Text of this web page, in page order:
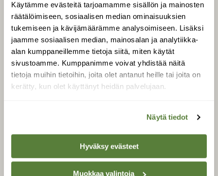
Käytämme evästeitä tarjoamamme sisällön ja mainosten
räätälöimiseen, sosiaalisen median ominaisuuksien
tukemiseen ja kävijämäärämme analysoimiseen. Lisäksi
jaamme sosiaalisen median, mainosalan ja analytiikka-
alan kumppaneillemme tietoja siitä, miten käytät
sivustoamme. Kumppanimme voivat yhdistää näitä
tietoja muihin tietoihin, joita olet antanut heille tai joita on
kerätty, kun olet käyttänyt heidän palvelujaan.
Näytä tiedot
Hyväksy evästeet
Muokkaa valintoja
Äänestä parasta juttua
Tilaa uutiskirje
SUOMEN LUONNON­
SUOJELU­LIITTO
Suomen Luonto -lehden
luonnonsuojelu­liitto.